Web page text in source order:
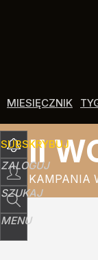
MIESIĘCZNIK
SUBSKRYBUJ
ZALOGUJ
SZUKAJ
MENU
II
KAMPANIA